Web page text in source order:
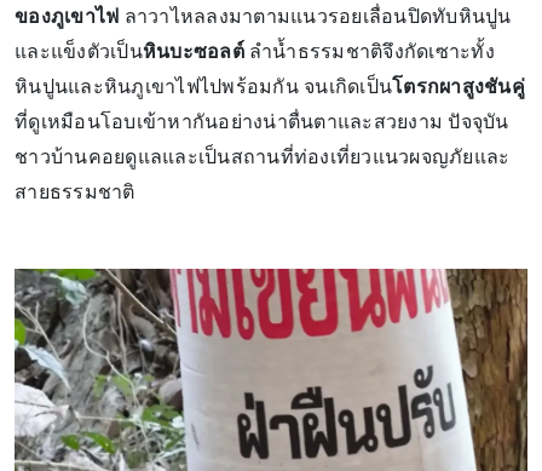
ของภูเขาไฟ ลาวาไหลลงมาตามแนวรอยเลื่อนปิดทับหินปูน
และแข็งตัวเป็นหินบะซอลต์ลำน้ำธรรมชาติจึงกัดเซาะทั้ง
หินปูนและหินภูเขาไฟไปพร้อมกัน จนเกิดเป็นโตรกผาสูงชันคู่
ที่ดูเหมือนโอบเข้าหากันอย่างน่าตื่นตาและสวยงาม ปัจจุบัน
ชาวบ้านคอยดูแลและเป็นสถานที่ท่องเที่ยวแนวผจญภัยและ
สายธรรมชาติ